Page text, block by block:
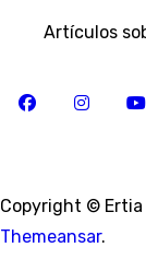
Artículos
Copyright ©
Themeansar.